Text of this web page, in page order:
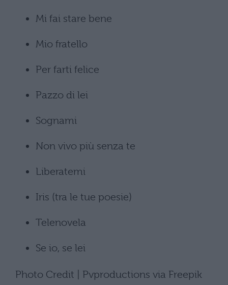
Mi fai stare bene
Mio fratello
Per farti felice
Pazzo di lei
Sognami
Non vivo più senza te
Liberatemi
Iris (tra le tue poesie)
Telenovela
Se io, se lei
Photo Credit | Pvproductions via Freepik